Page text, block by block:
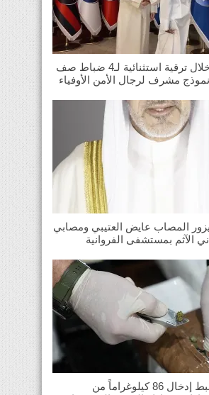
النائب الأول خلال ترقية استثنائية لـ4 ضباط صف
نموذج مشرف لرجال الأمن الأوفياء
يزور المصاب عايض العتيبي ومصابي
الآثم بمستشفى الفروانية
“الجمارك” تحبط إدخال 86 كيلوغراماً من